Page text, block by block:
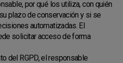
por qué los utiliza, con quién
plazo de conservación y si se
automatizadas. El
solicitar acceso de forma
del RGPD, el responsable